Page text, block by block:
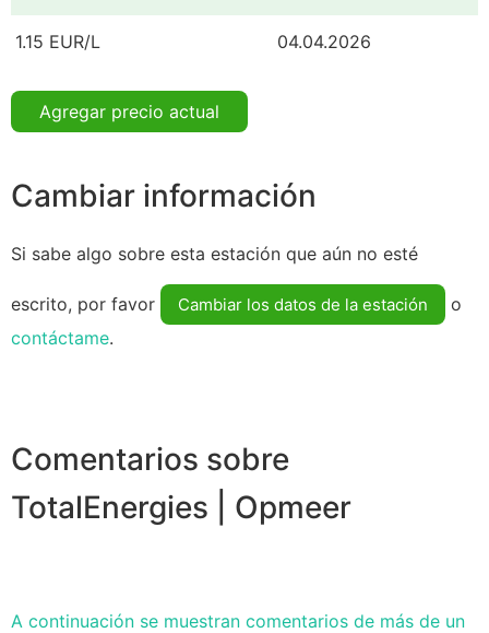
1.15 EUR/L 04.04.2026
Agregar precio actual
Cambiar información
Si sabe algo sobre esta estación que aún no esté
escrito, por favor Cambiar los datos de la estación
o
contáctame.
Comentarios sobre
TotalEnergies | Opmeer
A continuación se muestran comentarios de más de un